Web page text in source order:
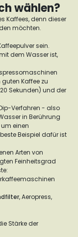
wählen?
Kaffees, denn dieser
möchten.
sein.
dem Wasser ist,
Kaffee zu
Sekunden) und der
Verfahren - also
in Berührung
einen
Beispiel dafür ist
Arten von
Feinheitsgrad
, Aeropress,
Stärke der